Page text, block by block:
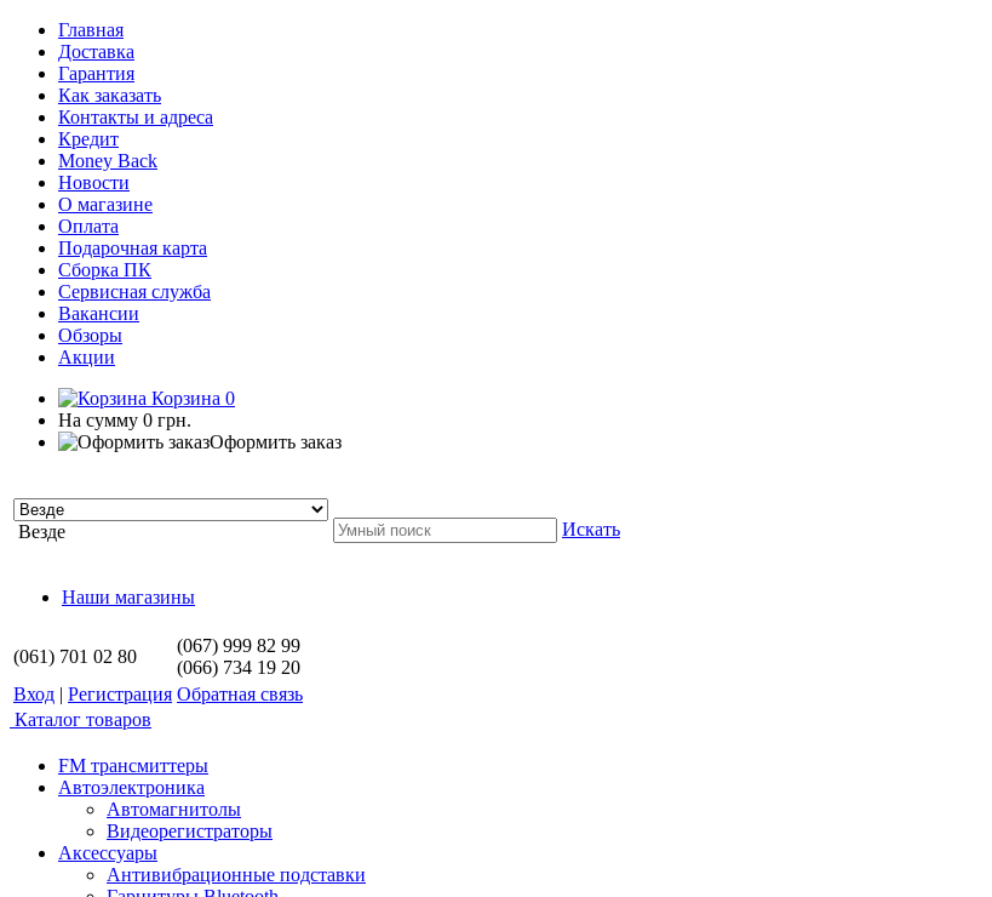
Главная
Доставка
Гарантия
Как заказать
Контакты и адреса
Кредит
Money Back
Новости
О магазине
Оплата
Подарочная карта
Сборка ПК
Сервисная служба
Вакансии
Обзоры
Акции
Корзина 0
На сумму 0 грн.
Оформить заказ
Везде Искать
Наши магазины
(061) 701 02 80
(067) 999 82 99
(066) 734 19 20
Вход | Регистрация Обратная связь
Каталог товаров
FM трансмиттеры
Автоэлектроника
Автомагнитолы
Видеорегистраторы
Аксессуары
Антивибрационные подставки